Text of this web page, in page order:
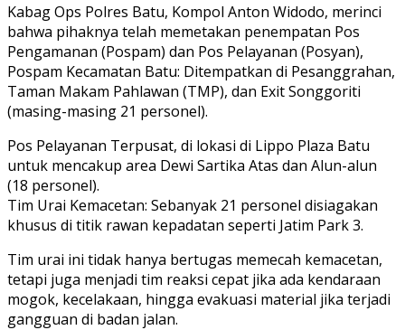
Kabag Ops Polres Batu, Kompol Anton Widodo, merinci
bahwa pihaknya telah memetakan penempatan Pos
Pengamanan (Pospam) dan Pos Pelayanan (Posyan),
Pospam Kecamatan Batu: Ditempatkan di Pesanggrahan,
Taman Makam Pahlawan (TMP), dan Exit Songgoriti
(masing-masing 21 personel).
Pos Pelayanan Terpusat, di lokasi di Lippo Plaza Batu
untuk mencakup area Dewi Sartika Atas dan Alun-alun
(18 personel).
Tim Urai Kemacetan: Sebanyak 21 personel disiagakan
khusus di titik rawan kepadatan seperti Jatim Park 3.
Tim urai ini tidak hanya bertugas memecah kemacetan,
tetapi juga menjadi tim reaksi cepat jika ada kendaraan
mogok, kecelakaan, hingga evakuasi material jika terjadi
gangguan di badan jalan.